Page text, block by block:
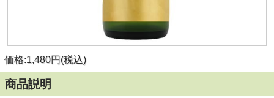
価格:1,480円(税込)
商品説明